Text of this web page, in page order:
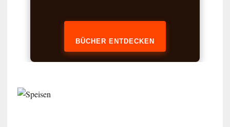
BÜCHER ENTDECKEN